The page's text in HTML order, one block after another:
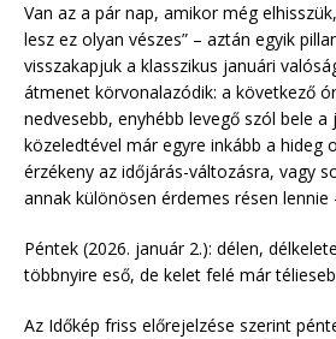
Van az a pár nap, amikor még
lesz ez olyan vészes” – aztán egyik
visszakapjuk a klasszikus januári
átmenet körvonalazódik: a következő
nedvesebb, enyhébb levegő szól bele
közeledtével már egyre inkább a hideg
érzékeny az időjárás-változásra, vagy
annak különösen érdemes résen lennie
Péntek (2026. január 2.): délen,
többnyire eső, de kelet felé már
Az Időkép friss előrejelzése szerint